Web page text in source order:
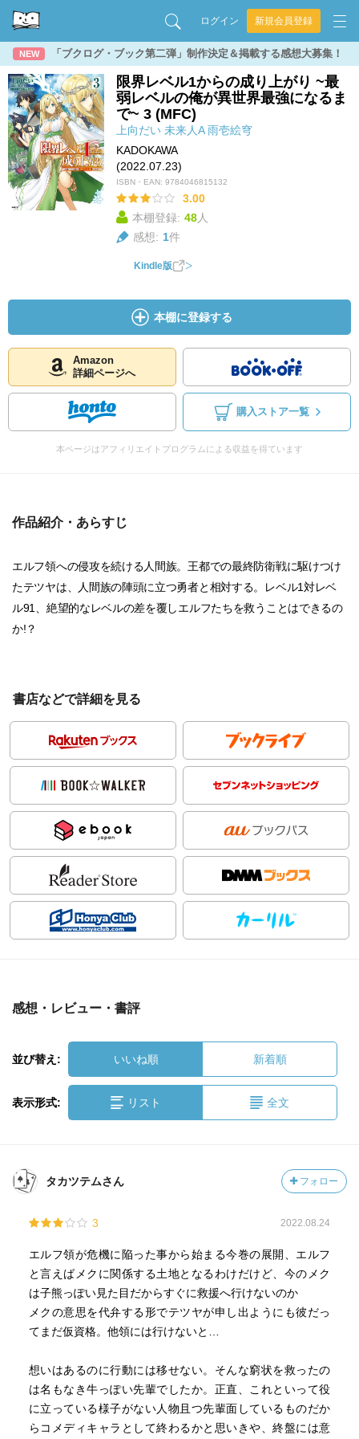
ログイン 新規会員登録
NEW 「ブクログ・ブック第二弾」制作決定＆掲載する感想大募集！
限界レベル1からの成り上がり ~最
弱レベルの俺が異世界最強になるま
で~ 3 (MFC)
上向だい 未来人A 雨壱絵穹
KADOKAWA
(2022.07.23)
ISBN・EAN: 9784046815132
3.00
本棚登録: 48人
感想: 1件
Kindle版
本棚に登録する
Amazon
詳細ページへ
購入ストア一覧
本ページはアフィリエイトプログラムによる収益を得ています
作品紹介・あらすじ
エルフ領への侵攻を続ける人間族。王都での最終防衛戦に駆けつけ
たテツヤは、人間族の陣頭に立つ勇者と相対する。レベル1対レベ
ル91、絶望的なレベルの差を覆しエルフたちを救うことはできるの
か!？
書店などで詳細を見る
感想・レビュー・書評
並び替え: いいね順 新着順
表示形式: リスト 全文
タカツテムさん フォロー
3 2022.08.24
エルフ領が危機に陥った事から始まる今巻の展開、エルフ
と言えばメクに関係する土地となるわけだけど、今のメク
は子熊っぽい見た目だからすぐに救援へ行けないのか
メクの意思を代弁する形でテツヤが申し出ようにも彼だっ
てまだ仮資格。他領には行けないと…
想いはあるのに行動には移せない。そんな窮状を救ったの
は名もなき牛っぽい先輩でしたか。正直、これといって役
に立っている様子がない人物且つ先輩面しているものだか
らコメディキャラとして終わるかと思いきや、終盤には意